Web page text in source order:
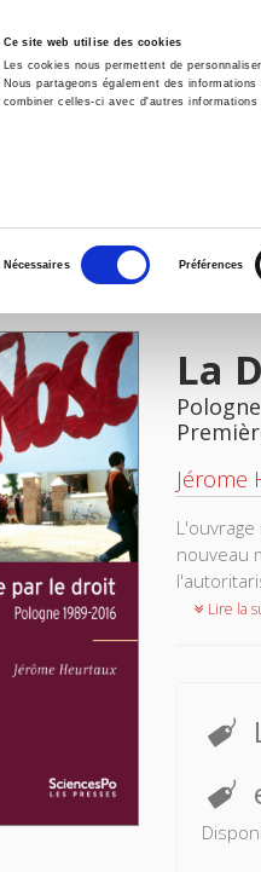
Ce site web utilise des cookies
Les cookies nous permettent de
Nous partageons également des
combiner celles-ci avec d'autres
consentement
Nécessaires Préférences
Accueil
La
Jérome
nouveau
Lire la